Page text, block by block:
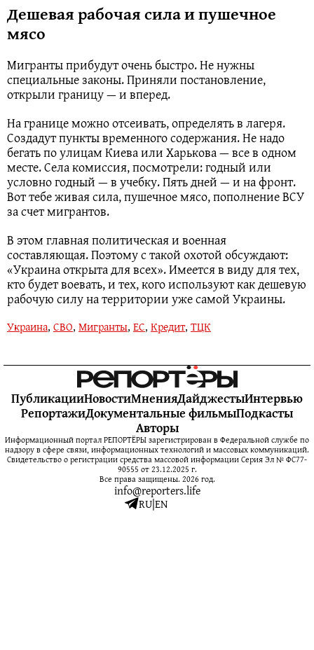
Дешевая рабочая сила и пушечное
мясо
Мигранты прибудут очень быстро. Не нужны
специальные законы. Приняли постановление,
открыли границу — и вперед.
На границе можно отсеивать, определять в лагеря.
Создадут пункты временного содержания. Не надо
бегать по улицам Киева или Харькова — все в одном
месте. Села комиссия, посмотрели: годный или
условно годный — в учебку. Пять дней — и на фронт.
Вот тебе живая сила, пушечное мясо, пополнение ВСУ
за счет мигрантов.
В этом главная политическая и военная
составляющая. Поэтому с такой охотой обсуждают:
«Украина открыта для всех». Имеется в виду для тех,
кто будет воевать, и тех, кого используют как дешевую
рабочую силу на территории уже самой Украины.
Украина, СВО, Мигранты, ЕС, Кредит, ТЦК
ПубликацииНовостиМненияДайджестыИнтервью
РепортажиДокументальные фильмыПодкасты
Авторы
Информационный портал РЕПОРТЁРЫ зарегистрирован в Федеральной службе по
надзору в сфере связи, информационных технологий и массовых коммуникаций.
Свидетельство о регистрации средства массовой информации Серия Эл № ФС77-
90555 от 23.12.2025 г.
Все права защищены. 2026 год.
info@reporters.life
RU|EN